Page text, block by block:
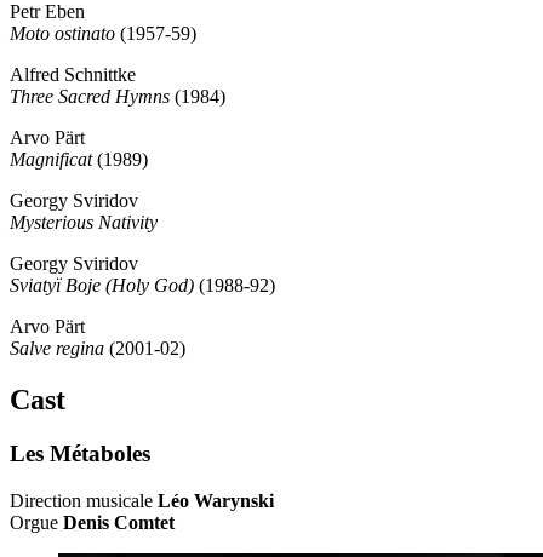
Petr Eben
Moto ostinato (1957-59)
Alfred Schnittke
Three Sacred Hymns (1984)
Arvo Pärt
Magnificat(1989)
Georgy Sviridov
Mysterious Nativity
Georgy Sviridov
Sviatyï Boje (Holy God) (1988-92)
Arvo Pärt
Salve regina (2001-02)
Cast
Les Métaboles
Direction musicale Léo Warynski
Orgue Denis Comtet